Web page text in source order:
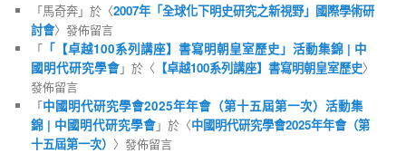
「馬奇奔」於〈2007年「全球化下明史研究之新視野」國際學術研
討會〉發佈留言
「 「【卓越100系列講座】書寫明朝皇室歷史」活動集錦 | 中
國明代研究學會」於〈 【卓越100系列講座】書寫明朝皇室歷史〉
發佈留言
「中國明代研究學會2025年年會（第十五屆第一次）活動集
錦 | 中國明代研究學會」於〈中國明代研究學會2025年年會（第
十五屆第一次） 〉發佈留言